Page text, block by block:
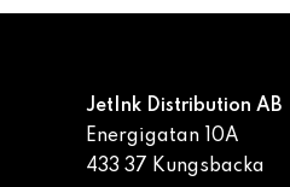
JetInk Distribution AB
Energigatan 10A
433 37 Kungsbacka